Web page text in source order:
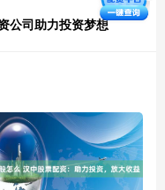
公司助力投资梦想